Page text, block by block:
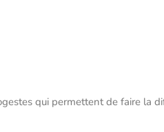
qui permettent de faire la